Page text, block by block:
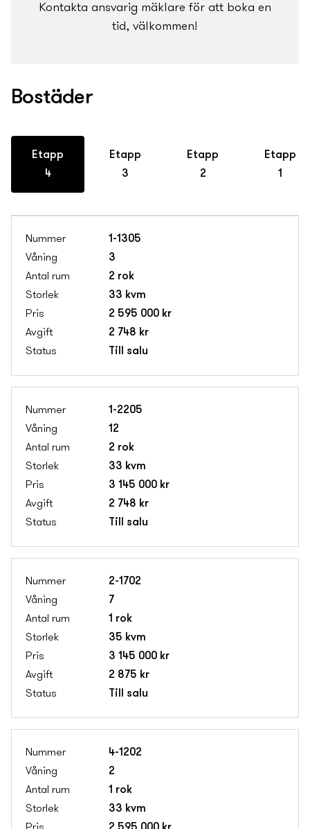
Kontakta ansvarig mäklare för att boka en
tid, välkommen!
Bostäder
Etapp
4
Etapp
3
Etapp
2
Etapp
1
1-1305
3
2 rok
33 kvm
2 595 000 kr
2 748 kr
Till salu
1-2205
12
2 rok
33 kvm
3 145 000 kr
2 748 kr
Till salu
2-1702
7
1 rok
35 kvm
3 145 000 kr
2 875 kr
Till salu
4-1202
2
1 rok
33 kvm